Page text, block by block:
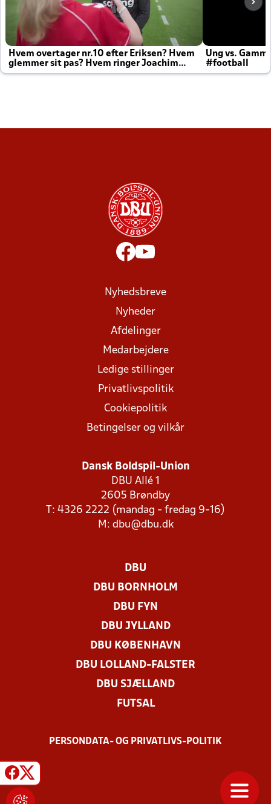
Hvem overtager nr.10 efter Eriksen? Hvem
glemmer sit pas? Hvem ringer Joachim
altid til efter kampe?
Ung vs.
#football
Nyhedsbreve
Nyheder
Afdelinger
Medarbejdere
Ledige stillinger
Privatlivspolitik
Cookiepolitik
Betingelser og vilkår
Dansk Boldspil-Union
DBU Allé 1
2605 Brøndby
T: 4326 2222 (mandag - fredag 9-16)
M: dbu@dbu.dk
DBU
DBU BORNHOLM
DBU FYN
DBU JYLLAND
DBU KØBENHAVN
DBU LOLLAND-FALSTER
DBU SJÆLLAND
FUTSAL
PERSONDATA- OG PRIVATLIVS-POLITIK